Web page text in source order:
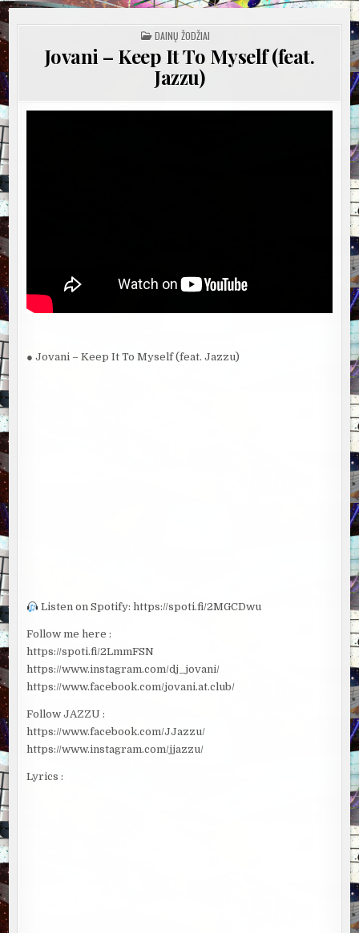
POSTED
IN
DAINŲ ŽODŽIAI
Jovani – Keep It To Myself (feat.
Jazzu)
● Jovani – Keep It To Myself (feat. Jazzu)
Listen on Spotify: https://spoti.fi/2MGCDwu
Follow me here :
https://spoti.fi/2LmmFSN
https://www.instagram.com/dj_jovani/
https://www.facebook.com/jovani.at.club/
Follow JAZZU :
https://www.facebook.com/JJazzu/
https://www.instagram.com/jjazzu/
Lyrics :